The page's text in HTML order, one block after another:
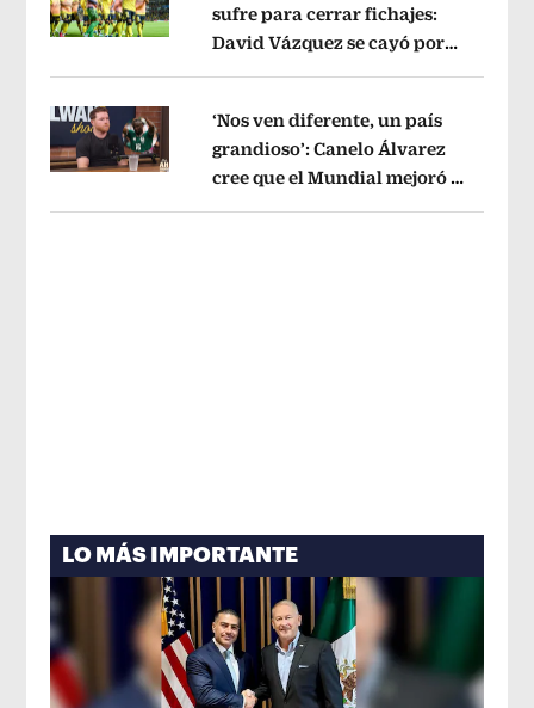
Opens in new window
sufre para cerrar fichajes:
David Vázquez se cayó por
Opens in new window
‘Nos ven diferente, un país
grandioso’: Canelo Álvarez
cree que el Mundial mejoró la
LO MÁS IMPORTANTE